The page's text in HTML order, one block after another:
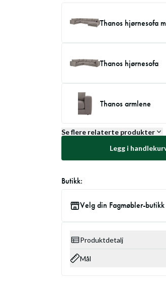
Thanos hjørnesofa
Thanos hjørnesofa
Thanos armlene
Se flere relaterte produkter
Legg i
Butikk:
Velg din Fagmøbler-butikk
Produktdetalj
Mål